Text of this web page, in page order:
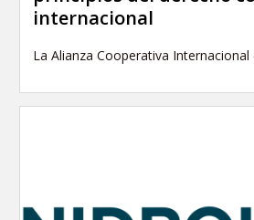
internacional
La Alianza Cooperativa Internacional